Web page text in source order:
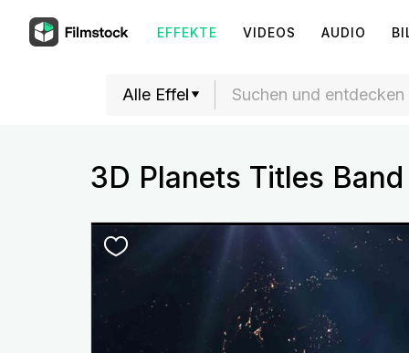
EFFEKTE VIDEOS AUDIO
3D Planets Titles